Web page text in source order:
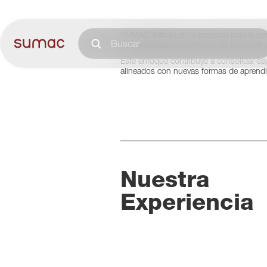
SUMAC trabaja en la asesoría para la
que optimizan el consumo de recursos
Este enfoque contribuye a consolidar
alineados con nuevas formas de
Nuestra
Experiencia